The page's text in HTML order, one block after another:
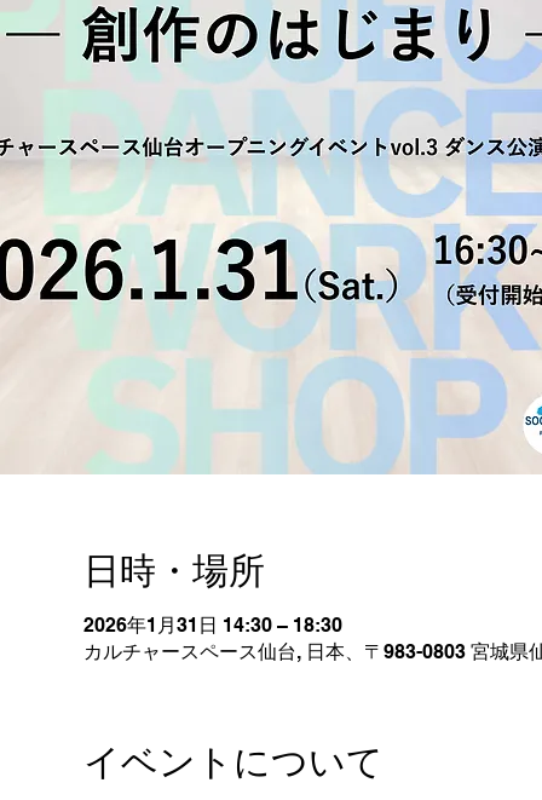
日時・場所
2026年1月31日 14:30 – 18:30
カルチャースペース仙台, 日本、〒983-0803 宮城県
イベントについて